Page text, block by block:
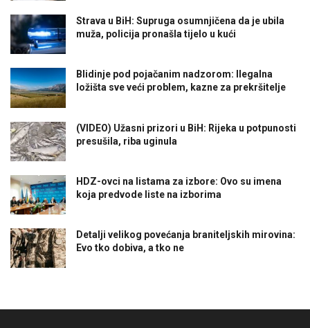
Strava u BiH: Supruga osumnjičena da je ubila
muža, policija pronašla tijelo u kući
Blidinje pod pojačanim nadzorom: Ilegalna
ložišta sve veći problem, kazne za prekršitelje
(VIDEO) Užasni prizori u BiH: Rijeka u potpunosti
presušila, riba uginula
HDZ-ovci na listama za izbore: Ovo su imena
koja predvode liste na izborima
Detalji velikog povećanja braniteljskih mirovina:
Evo tko dobiva, a tko ne